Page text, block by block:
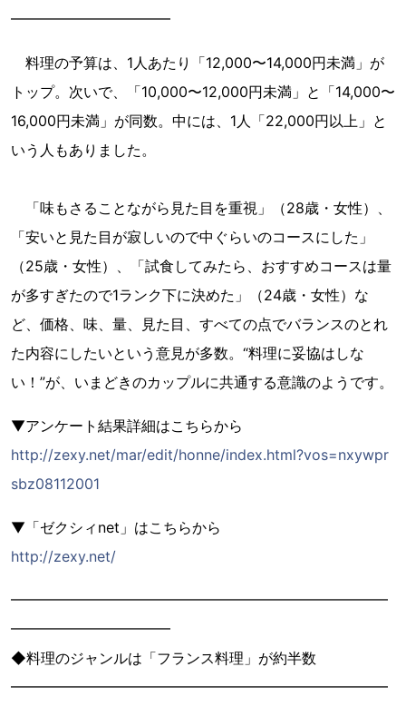
━━━━━━━━━━━
料理の予算は、1人あたり「12,000〜14,000円未満」が
トップ。次いで、「10,000〜12,000円未満」と「14,000〜
16,000円未満」が同数。中には、1人「22,000円以上」と
いう人もありました。
「味もさることながら見た目を重視」（28歳・女性）、
「安いと見た目が寂しいので中ぐらいのコースにした」
（25歳・女性）、「試食してみたら、おすすめコースは量
が多すぎたので1ランク下に決めた」（24歳・女性）な
ど、価格、味、量、見た目、すべての点でバランスのとれ
た内容にしたいという意見が多数。“料理に妥協はしな
い！”が、いまどきのカップルに共通する意識のようです。
▼アンケート結果詳細はこちらから
http://zexy.net/mar/edit/honne/index.html?vos=nxywpr
sbz08112001
▼「ゼクシィnet」はこちらから
http://zexy.net/
━━━━━━━━━━━━━━━━━━━━━━━━━━
━━━━━━━━━━━
◆料理のジャンルは「フランス料理」が約半数
━━━━━━━━━━━━━━━━━━━━━━━━━━